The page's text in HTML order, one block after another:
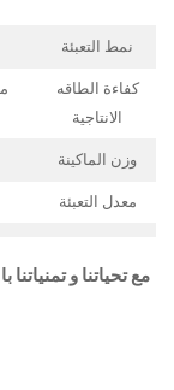
نمط التعبئة
كفاءة الطاقه
الانتاجية
وزن الماكينة
معدل التعبئة
مع تحياتنا و